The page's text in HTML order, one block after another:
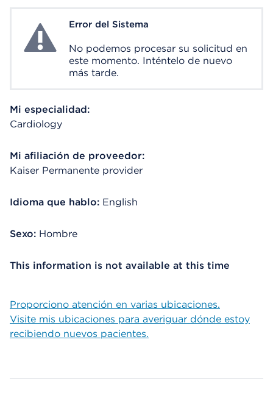
System ErrorError del Sistema
No podemos procesar su solicitud en
este momento. Inténtelo de nuevo
más tarde.
Mi especialidad:
Cardiology
Mi afiliación de proveedor:
Kaiser Permanente provider
Idioma que hablo: English
Sexo: Hombre
This information is not available at this time
Proporciono atención en varias ubicaciones.
Visite mis ubicaciones para averiguar dónde estoy
recibiendo nuevos pacientes.